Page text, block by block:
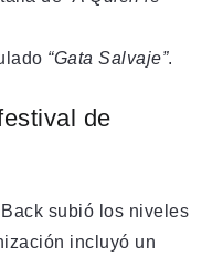
“Gata Salvaje”.
de
subió los niveles
incluyó un